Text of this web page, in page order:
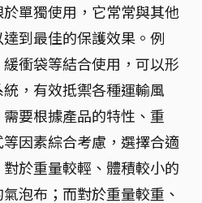
單獨使用，它常常與其他
到最佳的保護效果。例
衝袋等結合使用，可以形
，有效抵禦各種運輸風
要根據產品的特性、重
因素綜合考慮，選擇合適
於重量較輕、體積較小的
泡布；而對於重量較重、